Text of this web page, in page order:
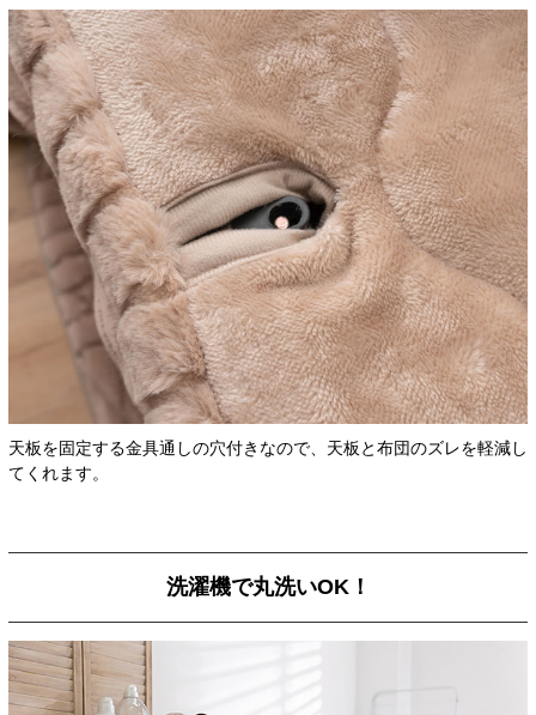
天板を固定する金具通しの穴付きなので、天板と布団のズレを軽減し
てくれます。
洗濯機で丸洗いOK！